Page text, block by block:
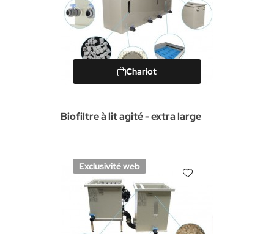
Chariot
Biofiltre à lit agité - extra large
Exclusivité web